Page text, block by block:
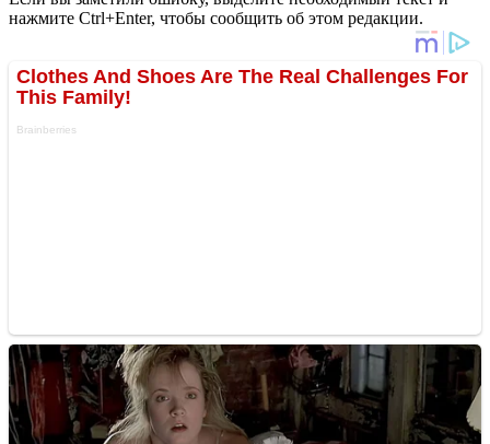
нажмите Ctrl+Enter, чтобы сообщить об этом редакции.